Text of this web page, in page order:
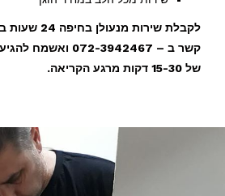
לקבלת שירות
קשר ב – 072-
של 15-30 דקות מרגע הקריאה.